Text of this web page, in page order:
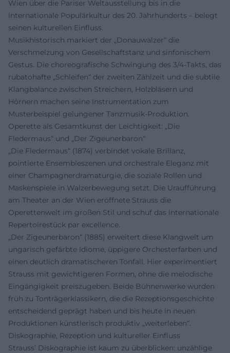
Wien über die Pariser Weltausstellung bis in die
internationale Populärkultur des 20. Jahrhunderts – belegt
seinen kulturellen Einfluss.
Musikhistorisch markiert der „Donauwalzer“ die
Verschmelzung von Gesellschaftstanz und sinfonischem
Gestus. Die choreografische Schwingung des 3/4-Takts, das
rubatohafte „Schleifen“ der zweiten Zählzeit und die subtile
Klangbalance zwischen Streichern, Holzbläsern und
Hörnern machen seine Instrumentation zum
Musterbeispiel gelungener Tanzmusik-Produktion.
Operette als Gesamtkunst der Leichtigkeit: „Die
Fledermaus“ und „Der Zigeunerbaron“
„Die Fledermaus“ (1874) verbindet vokale Brillanz,
pointierte Ensembleszenen und orchestrale Eleganz mit
einer Champagnerdramaturgie, die soziale Rollen und
Maskenspiele in Walzerbewegung setzt. Die Uraufführung
am Theater an der Wien eröffnete Strauss die
Operettenwelt im großen Stil und schuf das internationale
Repertoirestück par excellence.
„Der Zigeunerbaron“ (1885) erweitert diese Klangwelt um
ungarisch gefärbte Idiome, üppigere Orchesterfarben und
einen deutlich dramatischeren Tonfall. Hier experimentiert
Strauss mit gewichtigeren Formen, ohne die melodische
Eingängigkeit preiszugeben. Beide Bühnenwerke wurden
früh zu Tonträgerklassikern, die die Rezeptionsgeschichte
entscheidend geprägt haben und bis heute in neuen
Produktionen künstlerisch produktiv „weiterleben“.
Diskographie, Rezeption und kultureller Einfluss
Strauss’ Diskographie ist kaum zu überblicken: unzählige